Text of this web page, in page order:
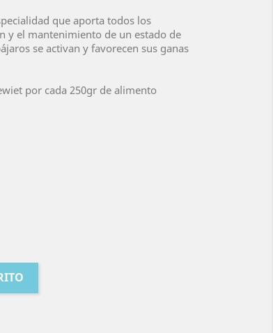
que aporta todos los
y el mantenimiento de un estado de
se activan y favorecen sus ganas
por cada 250gr de alimento